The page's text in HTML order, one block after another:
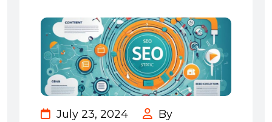
July 23, 2024 By